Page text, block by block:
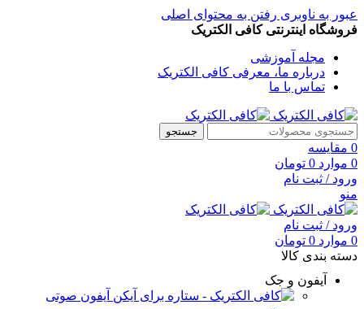
عبور به ناوبری رفتن به محتوای اصلی
فروشگاه اینترنتی کافی الکتریک
مجله آموزشی
درباره ما، معرفی کافی الکتریک
تماس با ما
جستجو
0 مقایسه
0 موارد 0 تومان
ورود / ثبت نام
منو
ورود / ثبت نام
0 موارد 0 تومان
دسته بندی کالا
آیفون و جک
آیفون صوتی